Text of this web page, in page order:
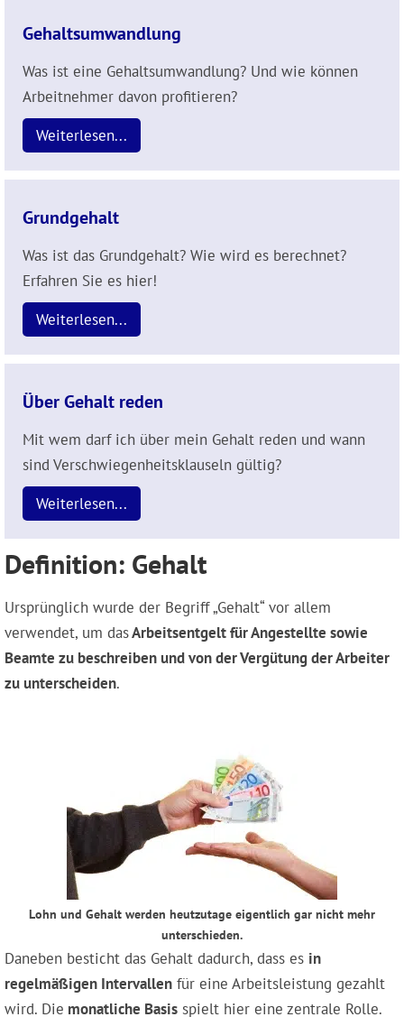
Gehaltsumwandlung
Was ist eine Gehaltsumwandlung? Und wie können
Arbeitnehmer davon profitieren?
Weiterlesen...
Grundgehalt
Was ist das Grundgehalt? Wie wird es berechnet?
Erfahren Sie es hier!
Weiterlesen...
Über Gehalt reden
Mit wem darf ich über mein Gehalt reden und wann
sind Verschwiegenheitsklauseln gültig?
Weiterlesen...
Definition: Gehalt
Ursprünglich wurde der Begriff „Gehalt“ vor allem
verwendet, um dasArbeitsentgelt für Angestellte sowie
Beamte zu beschreiben und von der Vergütung der Arbeiter
zu unterscheiden.
Lohn und Gehalt werden heutzutage eigentlich gar nicht mehr
unterschieden.
Daneben besticht das Gehalt dadurch, dass es in
regelmäßigen Intervallen für eine Arbeitsleistung gezahlt
wird. Die monatliche Basis spielt hier eine zentrale Rolle.